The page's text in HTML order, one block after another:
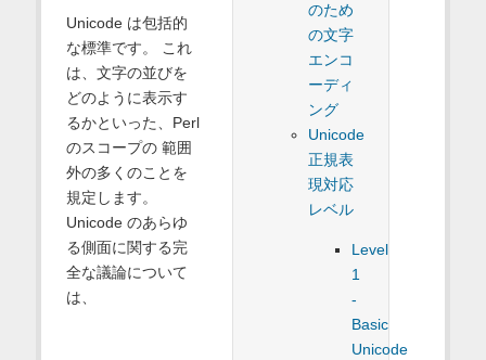
のため
の文字
エンコ
ーディ
ング
Unicode
正規表
現対応
レベル
Level
1
-
Basic
Unicode
Unicode は包括的
な標準です。 これ
は、文字の並びを
どのように表示す
るかといった、Perl
のスコープの 範囲
外の多くのことを
規定します。
Unicode のあらゆ
る側面に関する完
全な議論について
は、